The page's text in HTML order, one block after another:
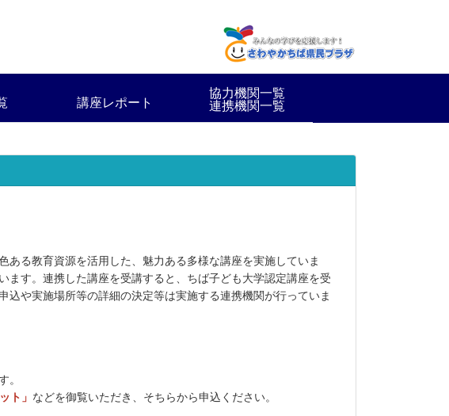
講座レポート
協力機関一覧
連携機関一覧
る教育資源を活用した、魅力ある多様な講座を実施していま
ます。連携した講座を受講すると、 ちば子ども大学認定講座を受
や実施場所等の詳細の決定等は実施する連携機関が行っていま
。
ト」 などを御覧いただき、そちらから申込ください。